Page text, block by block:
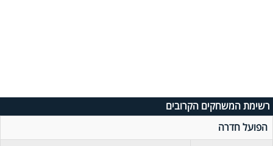
רשימת המשחקים הקרובים
הפועל חדרה